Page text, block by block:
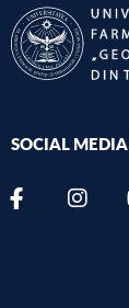
SOCIAL MEDIA